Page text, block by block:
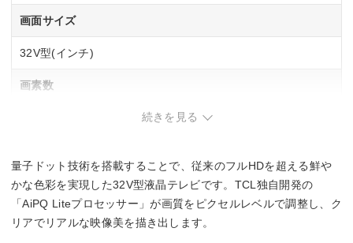
画面サイズ
32V型(インチ)
画素数
71.5×46.5×18 cm
続きを見る
量子ドット技術を搭載することで、従来のフルHDを超える鮮や
かな色彩を実現した32V型液晶テレビです。TCL独自開発の
「AiPQ Liteプロセッサー」が画質をピクセルレベルで調整し、ク
リアでリアルな映像美を描き出します。